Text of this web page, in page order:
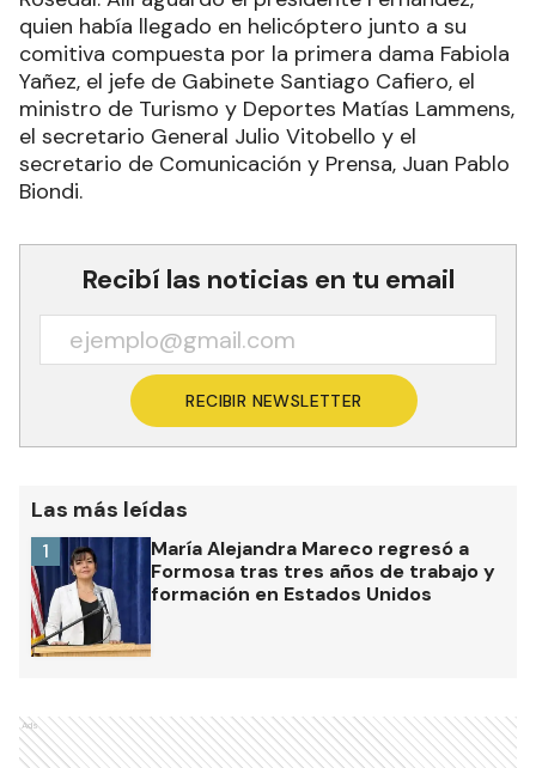
quien había llegado en helicóptero junto a su
comitiva compuesta por la primera dama Fabiola
Yañez, el jefe de Gabinete Santiago Cafiero, el
ministro de Turismo y Deportes Matías Lammens,
el secretario General Julio Vitobello y el
secretario de Comunicación y Prensa, Juan Pablo
Biondi.
Recibí las noticias en tu email
RECIBIR NEWSLETTER
Las más leídas
María Alejandra Mareco regresó a
Formosa tras tres años de trabajo y
formación en Estados Unidos
1
Ads